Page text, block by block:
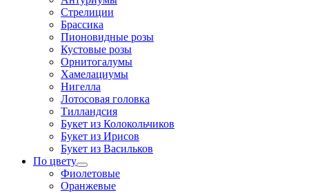
Стрелиции
Брассика
Пионовидные розы
Кустовые розы
Орнитогалумы
Хамелациумы
Нигелла
Лотосовая головка
Тилландсия
Букет из Колокольчиков
Букет из Ирисов
Букет из Васильков
По цвету
Фиолетовые
Оранжевые